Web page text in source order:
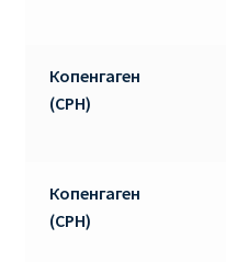
Копенгаген
(CPH)
Копенгаген
(CPH)